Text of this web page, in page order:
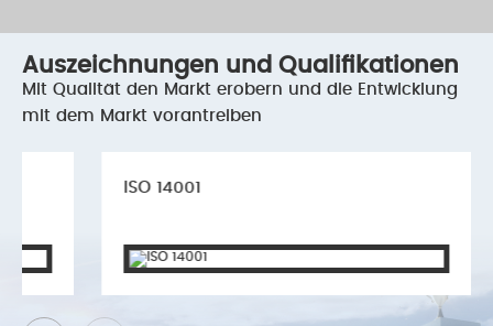
Auszeichnungen und Qualifikationen
Mit Qualität den Markt erobern und die Entwicklung
mit dem Markt vorantreiben
ISO 14001